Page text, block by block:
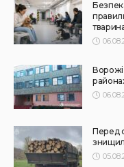
АФІША НОВИНИ
Масштабний
до Японії: як
Superadmin 31.07.2026